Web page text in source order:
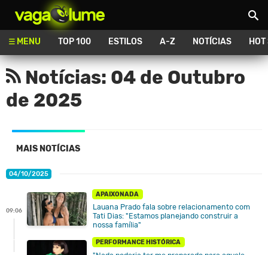
MENU TOP 100 ESTILOS A-Z NOTÍCIAS
Notícias: 04 de Outubro
de 2025
MAIS NOTÍCIAS
04/10/2025
09:06
APAIXONADA
Lauana Prado fala sobre relacionamento com
Tati Dias: "Estamos planejando construir a
nossa família"
PERFORMANCE HISTÓRICA